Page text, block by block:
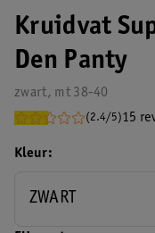
Kruidvat
Den Panty
zwart, mt 38-40
(2.4/5)15
Kleur
ZWART